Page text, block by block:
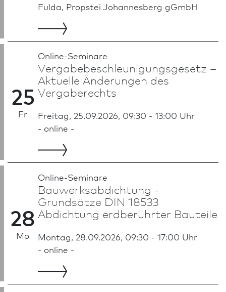
Fulda, Propstei Johannesberg gGmbH
25
Fr
Online-Seminare
Vergabe­beschleunigungs­gesetz –
Aktuelle Änderungen des
Vergaberechts
Freitag, 25.09.2026, 09:30 - 13:00 Uhr
- online -
28
Mo
Online-Seminare
Bauwerksabdichtung -
Grundsätze DIN 18533
Abdichtung erdberührter Bauteile
Montag, 28.09.2026, 09:30 - 17:00 Uhr
- online -